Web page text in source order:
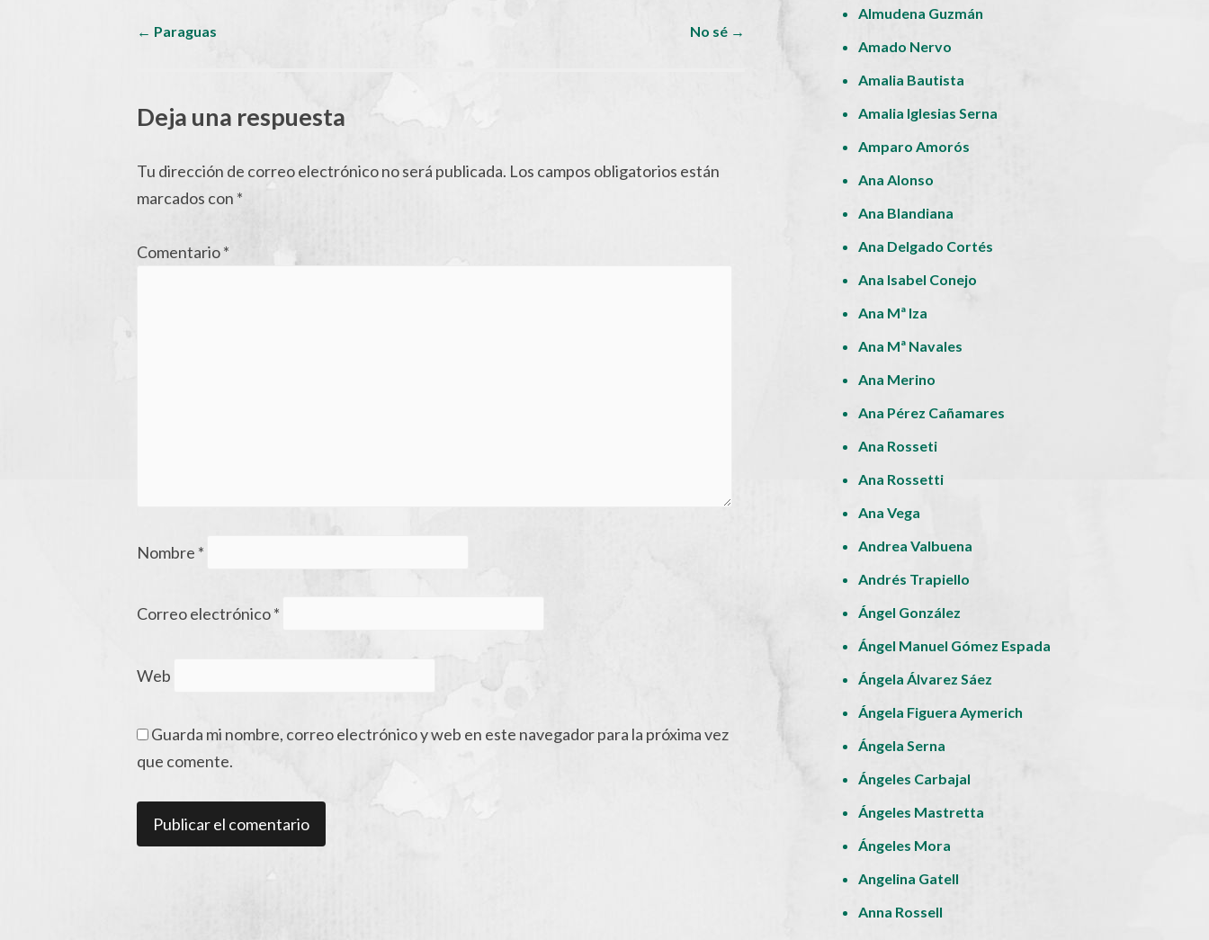
Navegador
artículos
← Paraguas No sé →
Deja una respuesta
Tu dirección de correo electrónico no será publicada. Los campos obligatorios están
marcados con *
Comentario*
Nombre *
Correo electrónico*
Web
Guarda mi nombre, correo electrónico y web en este navegador para la próxima vez
que comente.
Almudena Guzmán
Amado Nervo
Amalia Bautista
Amalia Iglesias Serna
Amparo Amorós
Ana Alonso
Ana Blandiana
Ana Delgado Cortés
Ana Isabel Conejo
Ana Mª Iza
Ana Mª Navales
Ana Merino
Ana Pérez Cañamares
Ana Rosseti
Ana Rossetti
Ana Vega
Andrea Valbuena
Andrés Trapiello
Ángel González
Ángel Manuel Gómez Espada
Ángela Álvarez Sáez
Ángela Figuera Aymerich
Ángela Serna
Ángeles Carbajal
Ángeles Mastretta
Ángeles Mora
Angelina Gatell
Anna Rossell